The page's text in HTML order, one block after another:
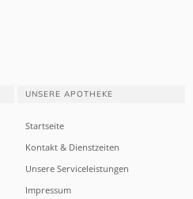
UNSERE APOTHEKE
Startseite
Kontakt & Dienstzeiten
Unsere Serviceleistungen
Impressum